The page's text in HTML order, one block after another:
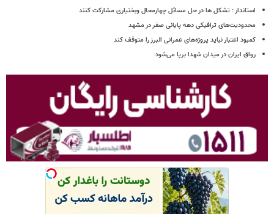
استاندار : تشکل ها در حل مسائل چهارمحال وبختیاری مشارکت کنند
محدودیت‌های ترافیکی دهه پایانی صفر در مشهد
کمبود اعتبار نباید پروژه‌های عمرانی البرز را متوقف کند
رواق ایران در میدان شهدا برپا می‌شود